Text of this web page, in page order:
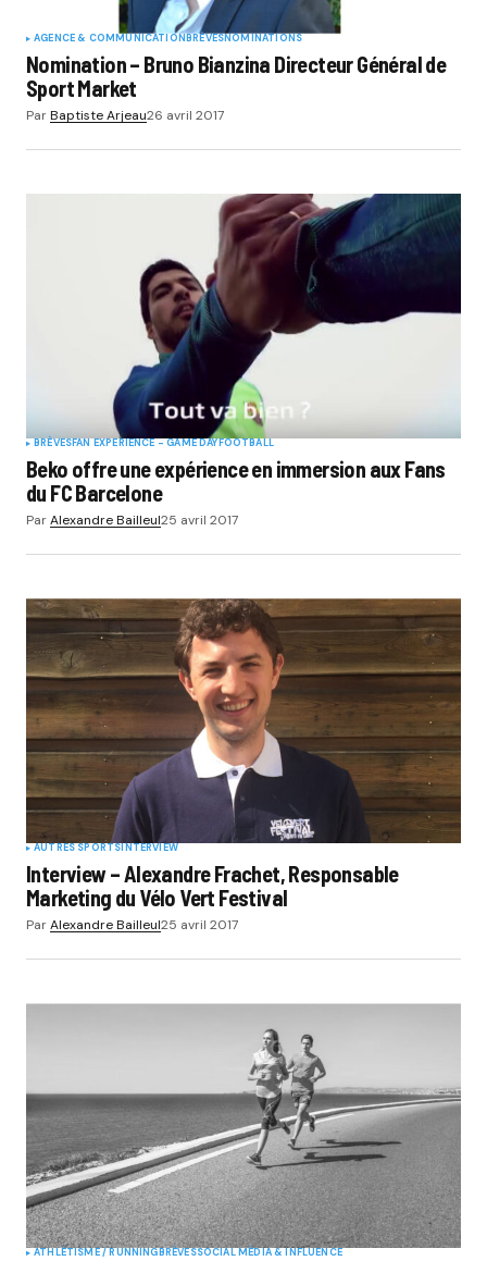
AGENCE & COMMUNICATIONBRÈVESNOMINATIONS
Nomination – Bruno Bianzina Directeur Général de
Sport Market
ParBaptiste Arjeau26 avril 2017
BRÈVESFAN EXPERIENCE - GAME DAYFOOTBALL
Beko offre une expérience en immersion aux Fans
du FC Barcelone
ParAlexandre Bailleul25 avril 2017
AUTRES SPORTS INTERVIEW
Interview – Alexandre Frachet, Responsable
Marketing du Vélo Vert Festival
ParAlexandre Bailleul25 avril 2017
ATHLÉTISME / RUNNINGBRÈVESSOCIAL MÉDIA & INFLUENCE